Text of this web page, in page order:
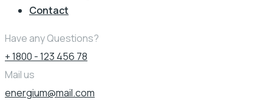
Contact
Have any Questions?
+ 1800 - 123 456 78
Mail us
energium@mail.com